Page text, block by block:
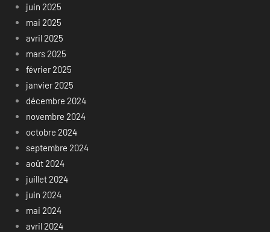
juin 2025
mai 2025
avril 2025
mars 2025
février 2025
janvier 2025
décembre 2024
novembre 2024
octobre 2024
septembre 2024
août 2024
juillet 2024
juin 2024
mai 2024
avril 2024